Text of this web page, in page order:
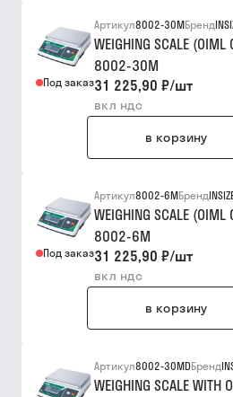
Под заказ
Артикул8002-30MБренд
WEIGHING SCALE (OIML
8002-30M
31 225,90 ₽/шт
вкл ндс
в корзину
Под заказ
Артикул8002-6MБренд
WEIGHING SCALE (OIML
8002-6M
31 225,90 ₽/шт
вкл ндс
в корзину
Артикул8002-30MDБренд
WEIGHING SCALE WITH